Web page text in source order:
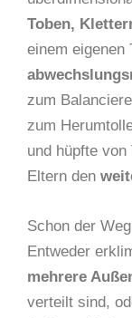
Toben,
einem eigenen
zum
zum
und hüpfte
Eltern den
Schon der
Entweder
mehrere
verteilt sind,